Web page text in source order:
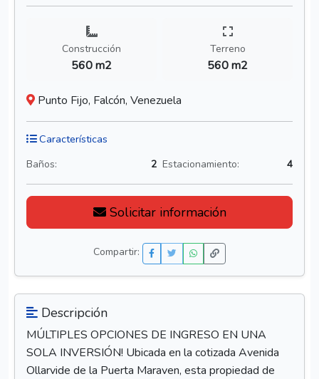
Construcción
560 m2
Terreno
560 m2
Punto Fijo, Falcón, Venezuela
Características
Baños: 2 Estacionamiento: 4
Solicitar información
Compartir:
Descripción
MÚLTIPLES OPCIONES DE INGRESO EN UNA
SOLA INVERSIÓN! Ubicada en la cotizada Avenida
Ollarvide de la Puerta Maraven, esta propiedad de